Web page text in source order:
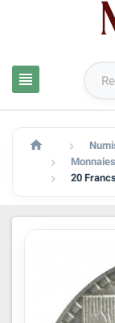

 

 20